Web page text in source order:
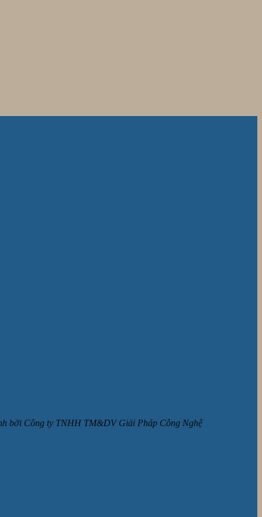
bởi Công ty TNHH TM&DV Giải Pháp Công Nghệ